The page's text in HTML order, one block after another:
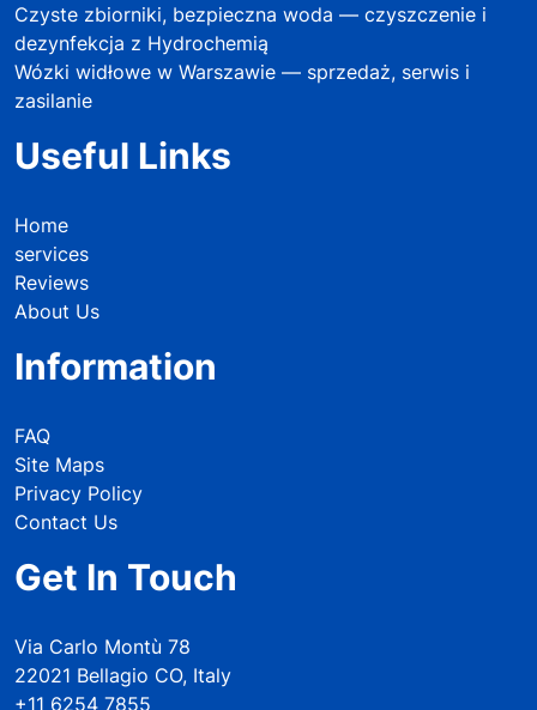
Czyste zbiorniki, bezpieczna woda — czyszczenie i
dezynfekcja z Hydrochemią
Wózki widłowe w Warszawie — sprzedaż, serwis i
zasilanie
Useful Links
Home
services
Reviews
About Us
Information
FAQ
Site Maps
Privacy Policy
Contact Us
Get In Touch
Via Carlo Montù 78
22021 Bellagio CO, Italy
+11 6254 7855